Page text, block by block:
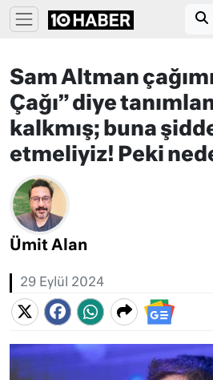
Sam Altman
Çağı” diye
kalkmış; buna
etmeliyiz! Peki
Ümit Alan
29 Eylül 2024